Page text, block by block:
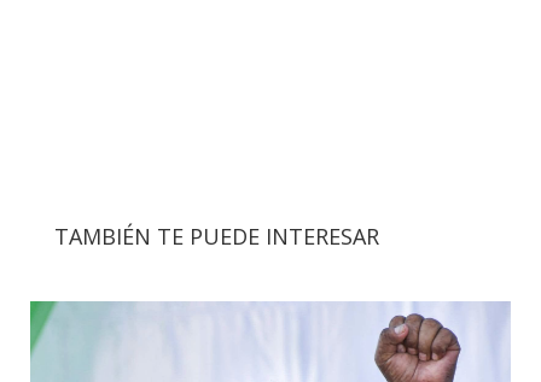
TAMBIÉN TE PUEDE INTERESAR